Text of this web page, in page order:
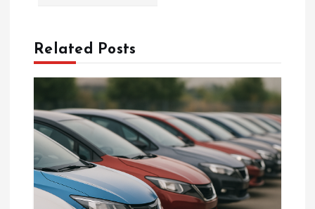
e
n
m
Related Posts